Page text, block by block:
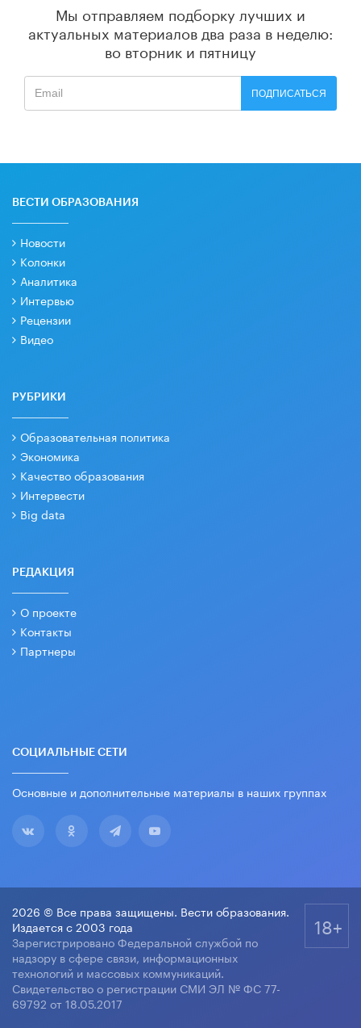
Мы отправляем подборку лучших и
актуальных материалов два раза в неделю:
во вторник и пятницу
ПОДПИСАТЬСЯ
ВЕСТИ ОБРАЗОВАНИЯ
Новости
Колонки
Аналитика
Интервью
Рецензии
Видео
РУБРИКИ
Образовательная политика
Экономика
Качество образования
Интервести
Big data
РЕДАКЦИЯ
О проекте
Контакты
Партнеры
СОЦИАЛЬНЫЕ СЕТИ
Основные и дополнительные материалы в наших группах
2026 © Все права защищены. Вести образования.
Издается с 2003 года
Зарегистрировано Федеральной службой по
надзору в сфере связи, информационных
технологий и массовых коммуникаций.
Свидетельство о регистрации СМИ ЭЛ № ФС 77-
69792 от 18.05.2017
18+